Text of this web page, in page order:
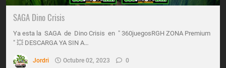
SAGA Dino Crisis
Ya esta la SAGA de Dino Crisis en " 360juegosRGH ZONA Premium
" 💥 DESCARGA YA SIN A…
Jordri Octubre 02, 2023 0